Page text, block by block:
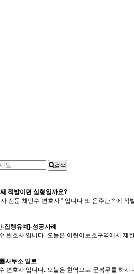
검색
적발이면 실형일까요?
전문 채민수 변호사 ” 입니다 또 음주단속에 적
집행유예]-성공사례
변호사 입니다. 오늘은 어린이보호구역에서
사무소 일로
변호사 입니다. 오늘은 현역으로 군복무를 하